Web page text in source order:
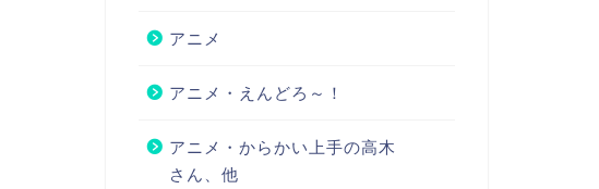
アニメ
アニメ・えんどろ～！
アニメ・からかい上手の高木
さん、他